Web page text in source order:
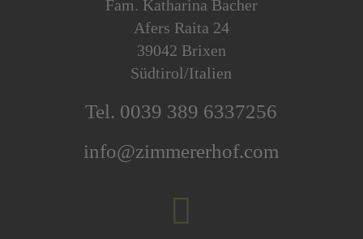
Fam. Katharina Bacher
Afers Raita 24
39042 Brixen
Südtirol/Italien
Tel. 0039 389 6337256
info@zimmererhof.com
